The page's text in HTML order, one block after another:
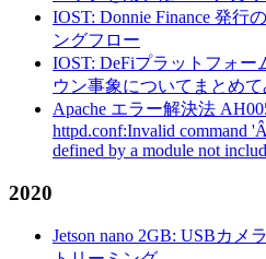
IOST: Donnie Finance 発行
ングフロー
IOST: DeFiプラットフォー
ウン事象についてまとめて
Apache エラー解決法
httpd.conf:Invalid command
defined by a module not
2020
Jetson nano 2GB: USBカメ